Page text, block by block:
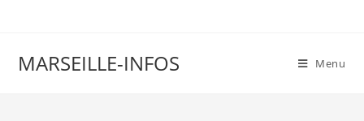
MARSEILLE-INFOS Menu